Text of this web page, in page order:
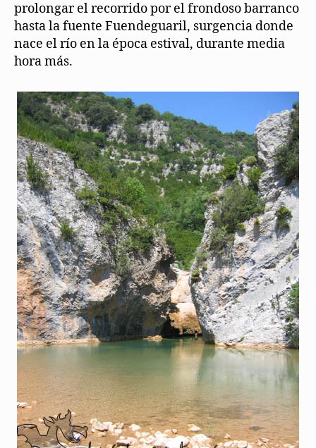
prolongar el recorrido por el frondoso barranco
hasta la fuente Fuendeguaril, surgencia donde
nace el río en la época estival, durante media
hora más.